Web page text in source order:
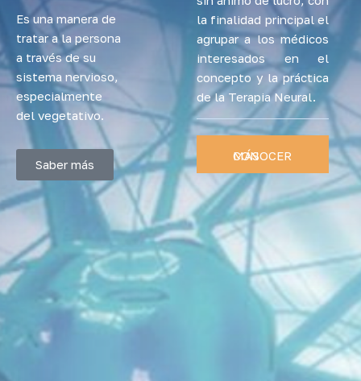
Es una manera de
tratar a la persona
a través de su
sistema nervioso,
especialmente
del vegetativo.
Saber más
la finalidad principal el
agrupar a los médicos
interesados en el
concepto y la práctica
de la Terapia Neural.
CONOCER MÁS